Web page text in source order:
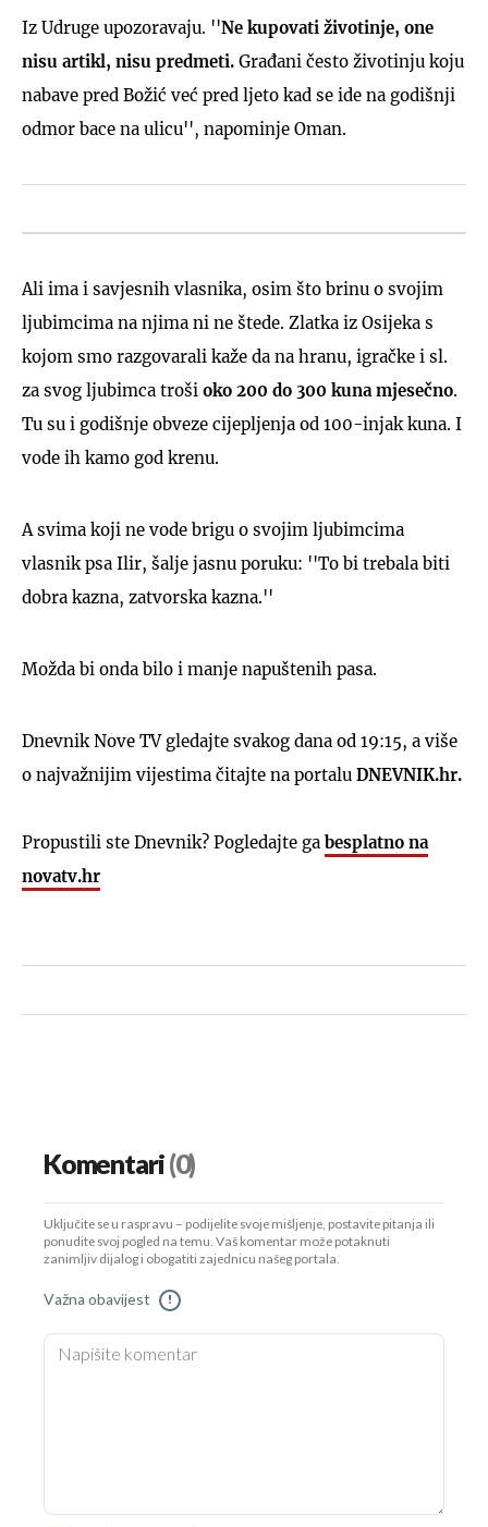
Iz Udruge upozoravaju. ''Ne kupovati životinje, one
nisu artikl, nisu predmeti. Građani često životinju koju
nabave pred Božić već pred ljeto kad se ide na godišnji
odmor bace na ulicu'', napominje Oman.
Ali ima i savjesnih vlasnika, osim što brinu o svojim
ljubimcima na njima ni ne štede. Zlatka iz Osijeka s
kojom smo razgovarali kaže da na hranu, igračke i sl.
za svog ljubimca troši oko 200 do 300 kuna mjesečno.
Tu su i godišnje obveze cijepljenja od 100-injak kuna. I
vode ih kamo god krenu.
A svima koji ne vode brigu o svojim ljubimcima
vlasnik psa Ilir, šalje jasnu poruku: ''To bi trebala biti
dobra kazna, zatvorska kazna.''
Možda bi onda bilo i manje napuštenih pasa.
Dnevnik Nove TV gledajte svakog dana od 19:15, a više
o najvažnijim vijestima čitajte na portalu DNEVNIK.hr.
Propustili ste Dnevnik? Pogledajte ga besplatno na
novatv.hr
Komentari(0)
Uključite se u raspravu – podijelite svoje mišljenje, postavite pitanja ili
ponudite svoj pogled na temu. Vaš komentar može potaknuti
zanimljiv dijalog i obogatiti zajednicu našeg portala.
Važna obavijest !